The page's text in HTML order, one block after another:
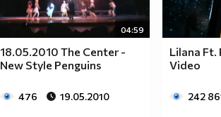
04:59
18.05.2010 The Center -
New Style Penguins
476 19.05.2010
Lilana Ft.
Video
242